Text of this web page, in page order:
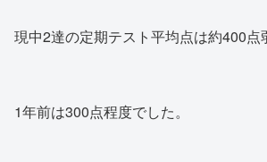
現中2達の定期テスト平均点は約400点
1年前は300点程度でした。